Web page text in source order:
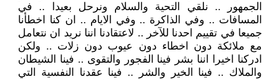
الجمهور .. نلقي التحية والسلام ونرحل بعيدا .. في
المسافات .. وفي الذاكرة .. وفي الايام .. ان كنا اخطأنا
جميعا في تقييم احدنا للآخر .. لاعتقادنا اننا نريد ان نتعامل
مع ملائكة دون اخطاء دون عيوب دون زلات .. ولكن
ادركنا اخيرا اننا بشر فينا الفجور والتقوى .. فينا الشيطان
والملاك .. فينا الخير والشر .. فينا عقدنا النفسية التي